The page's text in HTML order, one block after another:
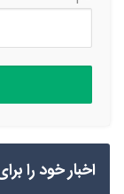
اخبار خود را